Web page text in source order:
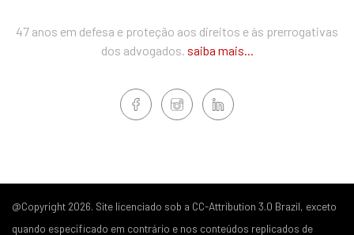
47 anos em defesa e proteção aos direitos e às prerrogativas
dos advogados. saiba mais...
@Copyright 2026. Site licenciado sob a CC-Attribution 3.0 Brazil, exceto
quando especificado em contrário e nos conteúdos replicados de